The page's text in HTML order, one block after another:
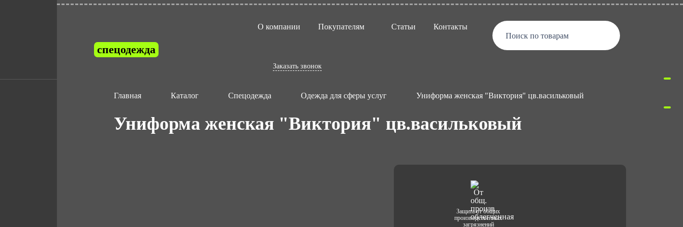
спецодежда
О компании Покупателям Статьи Контакты
Заказать звонок
Поиск по товарам
Главная Каталог Спецодежда Одежда для сферы услуг Униформа женская "Виктория" цв.васильковый
Униформа женская "Виктория" цв.васильковый
Защита от общих
производственных
загрязнений